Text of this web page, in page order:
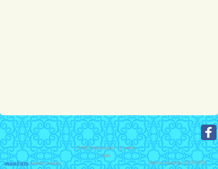
website maken
1180932bezoekers - 1 online
login
laatste wijziging: 22-06-2026